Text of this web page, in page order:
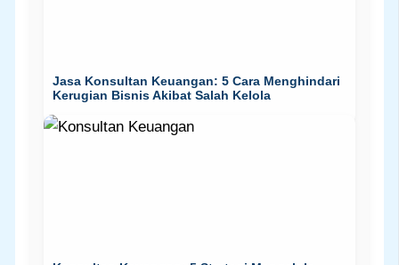
Jasa Konsultan Keuangan: 5 Cara Menghindari
Kerugian Bisnis Akibat Salah Kelola